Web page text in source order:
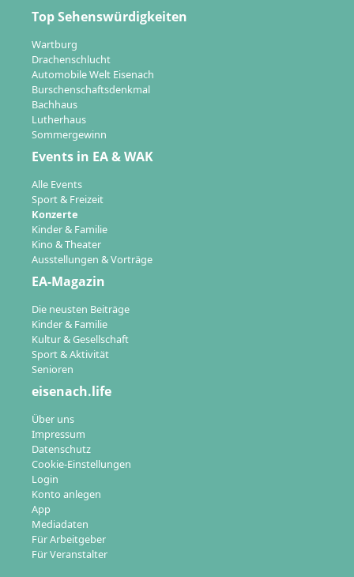
Top Sehenswürdigkeiten
Wartburg
Drachenschlucht
Automobile Welt Eisenach
Burschenschaftsdenkmal
Bachhaus
Lutherhaus
Sommergewinn
Events in EA & WAK
Alle Events
Sport & Freizeit
Konzerte
Kinder & Familie
Kino & Theater
Ausstellungen & Vorträge
EA-Magazin
Die neusten Beiträge
Kinder & Familie
Kultur & Gesellschaft
Sport & Aktivität
Senioren
eisenach.life
Über uns
Impressum
Datenschutz
Cookie-Einstellungen
Login
Konto anlegen
App
Mediadaten
Für Arbeitgeber
Für Veranstalter